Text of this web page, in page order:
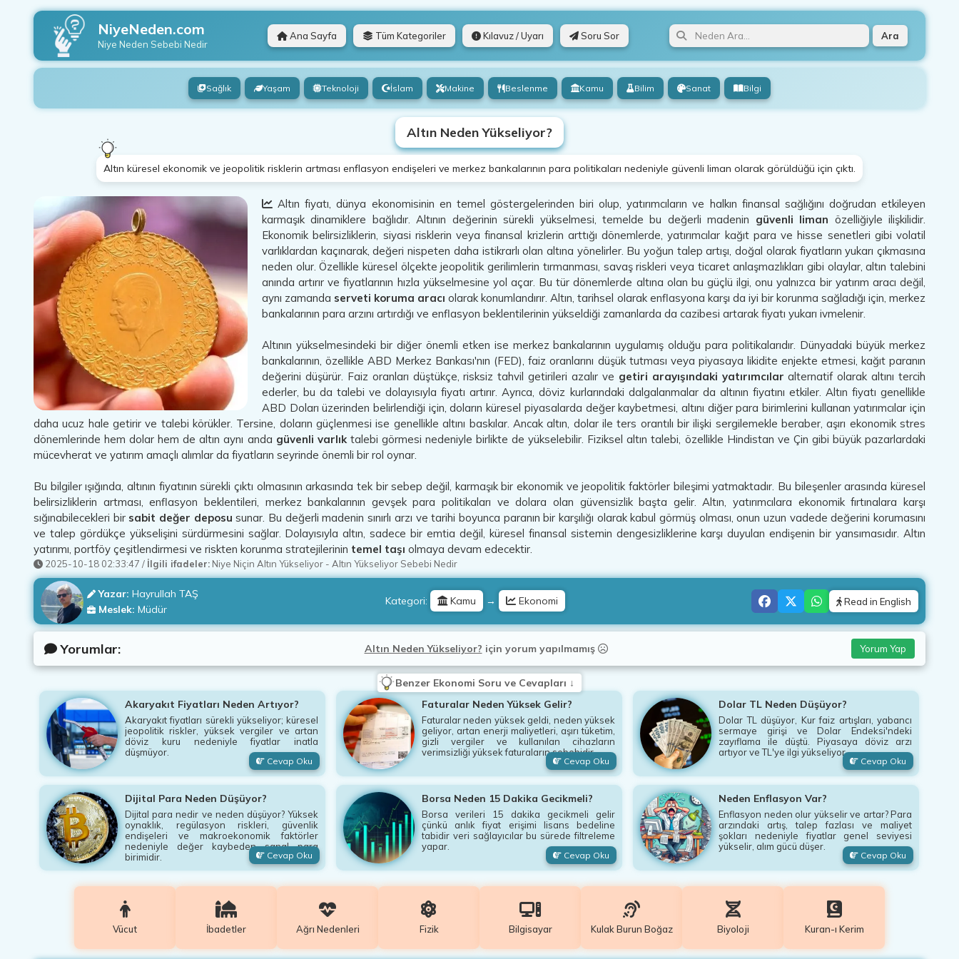
NiyeNeden.com
Niye Neden Sebebi Nedir
Ana Sayfa Tüm Kategoriler Kılavuz / Uyarı Soru Sor Ara
Sağlık Yaşam Teknoloji İslam Makine Beslenme Kamu Bilim Sanat Bilgi
Altın Neden Yükseliyor?
Altın küresel ekonomik ve jeopolitik risklerin artması enflasyon endişeleri ve merkez bankalarının para politikaları nedeniyle güvenli liman olarak görüldüğü için çıktı.
Altın fiyatı, dünya ekonomisinin en temel göstergelerinden biri olup, yatırımcıların ve halkın finansal sağlığını doğrudan etkileyen
karmaşık dinamiklere bağlıdır. Altının değerinin sürekli yükselmesi, temelde bu değerli madenin güvenli liman özelliğiyle ilişkilidir.
Ekonomik belirsizliklerin, siyasi risklerin veya finansal krizlerin arttığı dönemlerde, yatırımcılar kağıt para ve hisse senetleri gibi volatil
varlıklardan kaçınarak, değeri nispeten daha istikrarlı olan altına yönelirler. Bu yoğun talep artışı, doğal olarak fiyatların yukarı çıkmasına
neden olur. Özellikle küresel ölçekte jeopolitik gerilimlerin tırmanması, savaş riskleri veya ticaret anlaşmazlıkları gibi olaylar, altın talebini
anında artırır ve fiyatlarının hızla yükselmesine yol açar. Bu tür dönemlerde altına olan bu güçlü ilgi, onu yalnızca bir yatırım aracı değil,
aynı zamanda serveti koruma aracı olarak konumlandırır. Altın, tarihsel olarak enflasyona karşı da iyi bir korunma sağladığı için, merkez
bankalarının para arzını artırdığı ve enflasyon beklentilerinin yükseldiği zamanlarda da cazibesi artarak fiyatı yukarı ivmelenir.
Altının yükselmesindeki bir diğer önemli etken ise merkez bankalarının uygulamış olduğu para politikalarıdır. Dünyadaki büyük merkez
bankalarının, özellikle ABD Merkez Bankası'nın (FED), faiz oranlarını düşük tutması veya piyasaya likidite enjekte etmesi, kağıt paranın
değerini düşürür. Faiz oranları düştükçe, risksiz tahvil getirileri azalır ve getiri arayışındaki yatırımcılar alternatif olarak altını tercih
ederler, bu da talebi ve dolayısıyla fiyatı artırır. Ayrıca, döviz kurlarındaki dalgalanmalar da altının fiyatını etkiler. Altın fiyatı genellikle
ABD Doları üzerinden belirlendiği için, doların küresel piyasalarda değer kaybetmesi, altını diğer para birimlerini kullanan yatırımcılar için
daha ucuz hale getirir ve talebi körükler. Tersine, doların güçlenmesi ise genellikle altını baskılar. Ancak altın, dolar ile ters orantılı bir ilişki sergilemekle beraber, aşırı ekonomik stres
dönemlerinde hem dolar hem de altın aynı anda güvenli varlıktalebi görmesi nedeniyle birlikte de yükselebilir. Fiziksel altın talebi, özellikle Hindistan ve Çin gibi büyük pazarlardaki
mücevherat ve yatırım amaçlı alımlar da fiyatların seyrinde önemli bir rol oynar.
Bu bilgiler ışığında, altının fiyatının sürekli çıktı olmasının arkasında tek bir sebep değil, karmaşık bir ekonomik ve jeopolitik faktörler bileşimi yatmaktadır. Bu bileşenler arasında küresel
belirsizliklerin artması, enflasyon beklentileri, merkez bankalarının gevşek para politikaları ve dolara olan güvensizlik başta gelir. Altın, yatırımcılara ekonomik fırtınalara karşı
sığınabilecekleri bir sabit değer deposu sunar. Bu değerli madenin sınırlı arzı ve tarihi boyunca paranın bir karşılığı olarak kabul görmüş olması, onun uzun vadede değerini korumasını
ve talep gördükçe yükselişini sürdürmesini sağlar. Dolayısıyla altın, sadece bir emtia değil, küresel finansal sistemin dengesizliklerine karşı duyulan endişenin bir yansımasıdır. Altın
yatırımı, portföy çeşitlendirmesi ve riskten korunma stratejilerinin temel taşı olmaya devam edecektir.
2025-10-18 02:33:47 / İlgili ifadeler: Niye Niçin Altın Yükseliyor - Altın Yükseliyor Sebebi Nedir
Yazar: Hayrullah TAŞ
Meslek: Müdür
Kategori: Kamu → Ekonomi Read in English
Yorumlar: Altın Neden Yükseliyor? için yorum yapılmamış Yorum Yap
Benzer Ekonomi Soru ve Cevapları ↓
Akaryakıt Fiyatları Neden Artıyor?
Akaryakıt fiyatları sürekli yükseliyor; küresel
jeopolitik riskler, yüksek vergiler ve artan
döviz kuru nedeniyle fiyatlar inatla
düşmüyor.
Cevap Oku
Faturalar Neden Yüksek Gelir?
Faturalar neden yüksek geldi, neden yüksek
geliyor, artan enerji maliyetleri, aşırı tüketim,
gizli vergiler ve kullanılan cihazların
verimsizliği yüksek faturaların sebebidir.
Cevap Oku
Dolar TL Neden Düşüyor?
Dolar TL düşüyor, Kur faiz artışları, yabancı
sermaye girişi ve Dolar Endeksi'ndeki
zayıflama ile düştü. Piyasaya döviz arzı
artıyor ve TL'ye ilgi yükseliyor.
Cevap Oku
Dijital Para Neden Düşüyor?
Dijital para nedir ve neden düşüyor? Yüksek
oynaklık, regülasyon riskleri, güvenlik
endişeleri ve makroekonomik faktörler
nedeniyle değer kaybeden sanal para
birimidir.
Cevap Oku
Borsa Neden 15 Dakika Gecikmeli?
Borsa verileri 15 dakika gecikmeli gelir
çünkü anlık fiyat erişimi lisans bedeline
tabidir veri sağlayıcılar bu sürede filtreleme
yapar.
Cevap Oku
Neden Enflasyon Var?
Enflasyon neden olur yükselir ve artar? Para
arzındaki artış, talep fazlası ve maliyet
şokları nedeniyle fiyatlar genel seviyesi
yükselir, alım gücü düşer.
Cevap Oku
Vücut İbadetler Ağrı Nedenleri Fizik Bilgisayar Kulak Burun Boğaz Biyoloji Kuran-ı Kerim